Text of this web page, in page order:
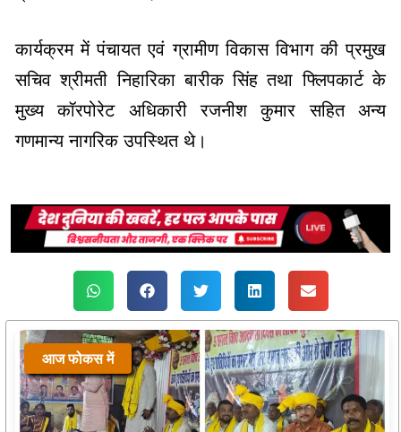
मुख्य कॉरपोरेट अधिकारी रजनीश कुमार सहित अन्य
गणमान्य नागरिक उपस्थित थे।
आज फोकस में